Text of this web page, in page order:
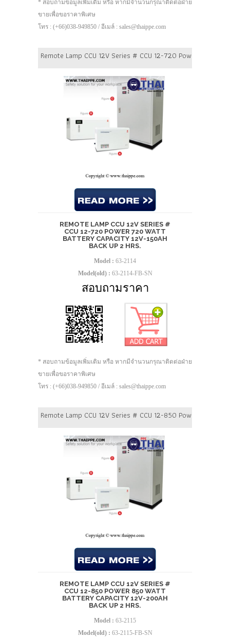
* สอบถามข้อมูลเพิ่มเติม หรือ หากมีจำนวนกรุณาติดต่อฝ่าย
ขายเพื่อขอราคาพิเศษ
โทร : (+66)038-949850 / อีเมล์ : sales@thaippe.com
Remote Lamp CCU 12V Series # CCU 12-720 Power 720
REMOTE LAMP CCU 12V SERIES #
CCU 12-720 POWER 720 WATT
BATTERY CAPACITY 12V-150AH
BACK UP 2 HRS.
Model : 63-2114
Model(old) : 63-2114-FB-SN
สอบถามราคา
* สอบถามข้อมูลเพิ่มเติม หรือ หากมีจำนวนกรุณาติดต่อฝ่าย
ขายเพื่อขอราคาพิเศษ
โทร : (+66)038-949850 / อีเมล์ : sales@thaippe.com
Remote Lamp CCU 12V Series # CCU 12-850 Power 850
REMOTE LAMP CCU 12V SERIES #
CCU 12-850 POWER 850 WATT
BATTERY CAPACITY 12V-200AH
BACK UP 2 HRS.
Model : 63-2115
Model(old) : 63-2115-FB-SN